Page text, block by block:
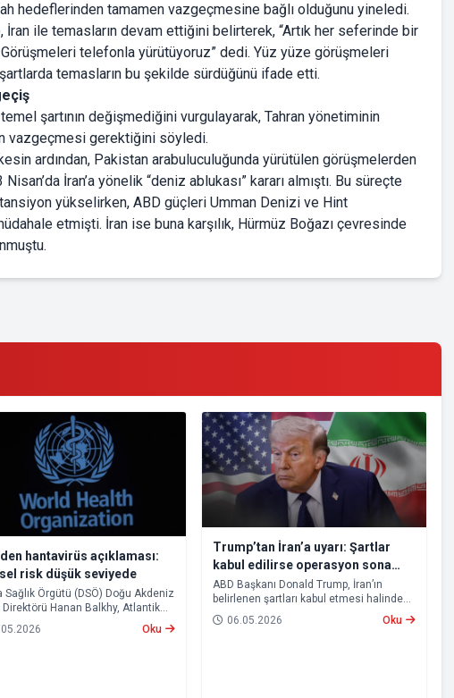
hedeflerinden tamamen vazgeçmesine bağlı olduğunu yineledi.
İran ile temasların devam ettiğini belirterek, “Artık her seferinde bir
telefonla yürütüyoruz” dedi. Yüz yüze görüşmeleri
temasların bu şekilde sürdüğünü ifade etti.
şartının değişmediğini vurgulayarak, Tahran yönetiminin
vazgeçmesi gerektiğini söyledi.
ardından, Pakistan arabuluculuğunda yürütülen görüşmelerden
İran’a yönelik “deniz ablukası” kararı almıştı. Bu süreçte
yükselirken, ABD güçleri Umman Denizi ve Hint
etmişti. İran ise buna karşılık, Hürmüz Boğazı çevresinde
hantavirüs açıklaması:
risk düşük seviyede
Sağlık Örgütü (DSÖ) Doğu Akdeniz
Direktörü Hanan Balkhy, Atlantik
bir yolcu gemisinde
hantavirüs vakalarına ilişkin
Oku
Trump’tan İran’a uyarı: Şartlar
kabul edilirse operasyon sona
erecek
ABD Başkanı Donald Trump, İran’ın
belirlenen şartları kabul etmesi halinde
“Destansı Öfke” operasyonunun sona
ereceğini ve Hürmüz Boğazı’nın yeniden
06.05.2026 Oku